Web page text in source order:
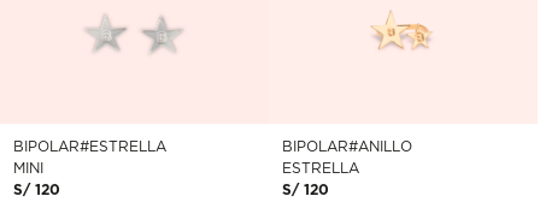
BIPOLAR#ESTRELLA
MINI
S/ 120
BIPOLAR#ANILLO
ESTRELLA
S/ 120